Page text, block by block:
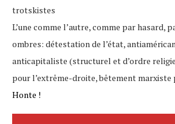
trotskistes
L’une comme l’autre, comme par hasard,
ombres: détestation de l’état,
anticapitaliste (structurel et d’ordre
pour l’extrême-droite, bêtement marxiste
Honte !